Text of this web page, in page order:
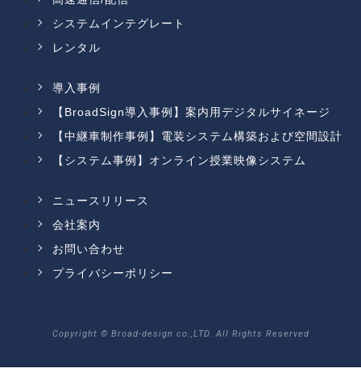
システムインテグレート
レンタル
導入事例
【BroadSign導入事例】案内用デジタルサイネージ
【中継車制作事例】電装システム構築および空間設計
【システム事例】オンライン授業映像システム
ニュースリリース
会社案内
お問い合わせ
プライバシーポリシー
Copyright © Broad-design co.,LTD. All Rights Reserved